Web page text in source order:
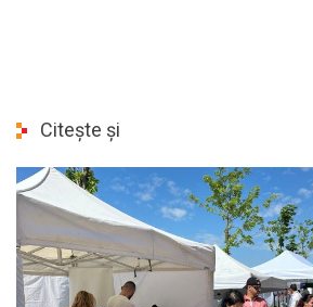
Citește și